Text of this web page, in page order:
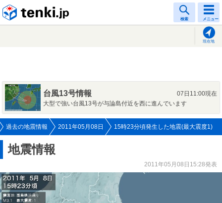
検索 メニュー
現在地
台風13号情報
07日11:00現在
大型で強い台風13号が与論島付近を西に進んでいます
過去の地震情報 2011年05月08日 15時23分頃発生した地震(最大震度1)
地震情報
2011年05月08日15:28発表